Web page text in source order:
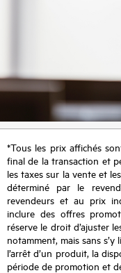
*Tous les prix affichés
final de la transaction et
les taxes sur la vente et
déterminé par le
revendeurs et au prix
inclure des offres
réserve le droit d’ajuster
notamment, mais sans
l’arrêt d’un produit, la
période de promotion et